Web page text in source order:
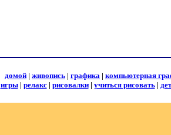
домой | живопись | графика | компьютерная
игры| релакс| рисовалки| учиться рисовать|